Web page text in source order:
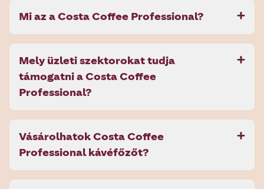
Mi az a Costa Coffee Professional?
Mely üzleti szektorokat tudja
támogatni a Costa Coffee
Professional?
Vásárolhatok Costa Coffee
Professional kávéfőzőt?